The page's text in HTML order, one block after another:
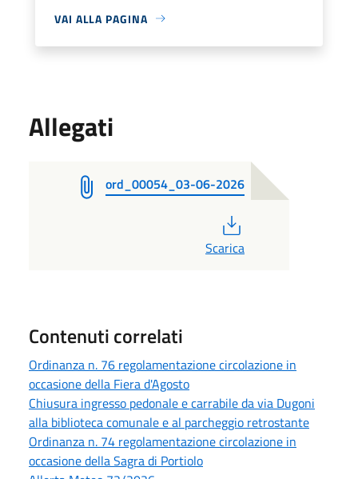
VAI ALLA PAGINA
Allegati
ord_00054_03-06-2026
Scarica
Contenuti correlati
Ordinanza n. 76 regolamentazione circolazione in
occasione della Fiera d'Agosto
Chiusura ingresso pedonale e carrabile da via Dugoni
alla biblioteca comunale e al parcheggio retrostante
Ordinanza n. 74 regolamentazione circolazione in
occasione della Sagra di Portiolo